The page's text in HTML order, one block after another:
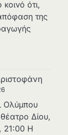
ότι,
της
Ολύμπου
Δίου,
21:00 H